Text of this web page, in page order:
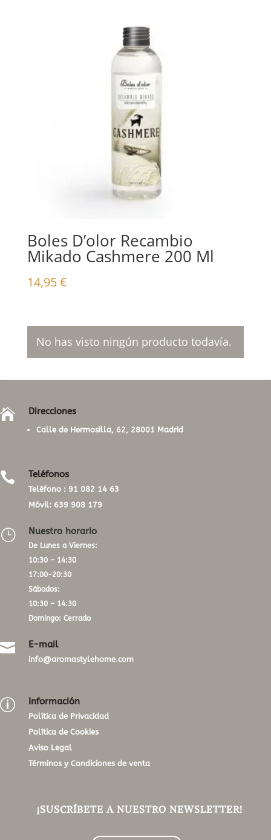
Boles D’olor Recambio
Mikado Cashmere 200 Ml
14,95€
No has visto ningún producto todavía.
 Direcciones
Calle de Hermosilla, 62, 28001 Madrid
 Teléfonos
Teléfono : 91 082 14 63
Móvil: 639 908 179
} Nuestro horario
De Lunes a Viernes:
10:30 – 14:30
17:00-20:30
Sábados:
10:30 – 14:30
Domingo: Cerrado
 E-mail
info@aromastylehome.com
p Información
Política de Privacidad
Política de Cookies
Aviso Legal
Términos y Condiciones de venta
¡SUSCRÍBETE A NUESTRO NEWSLETTER!